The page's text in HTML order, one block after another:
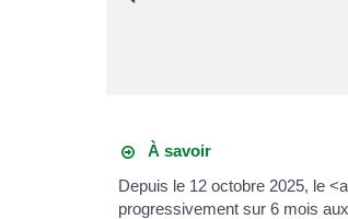
À savoir
Depuis le 12 octobre 2025, le
progressivement sur 6 mois